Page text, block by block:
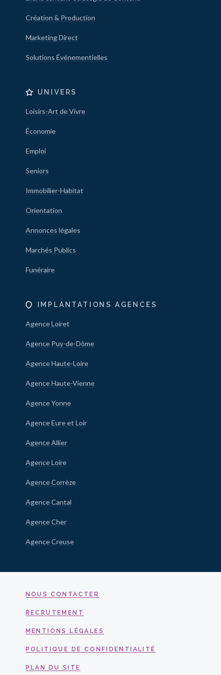
Création & Production
Marketing Direct
Solutions Événementielles
UNIVERS
Loisirs-Art de Vivre
Économie
Emploi
Seniors
Immobilier-Habitat
Orientation
Annonces légales
Marchés Publics
Funéraire
IMPLANTATIONS AGENCES
Agence Loiret
Agence Puy-de-Dôme
Agence Haute-Loire
Agence Haute-Vienne
Agence Yonne
Agence Eure et Loir
Agence Allier
Agence Loire
Agence Corrèze
Agence Cantal
Agence Cher
Agence Creuse
NOUS CONTACTER
RECRUTEMENT
MENTIONS LÉGALES
POLITIQUE DE CONFIDENTIALITÉ
PLAN DU SITE